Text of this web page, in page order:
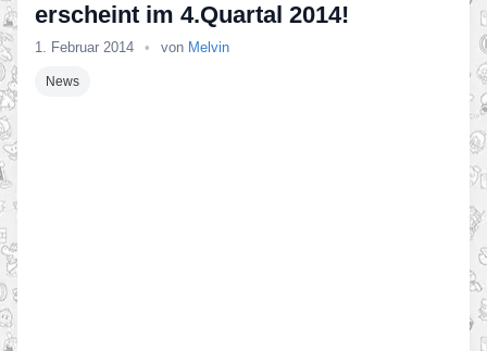
erscheint im 4.Quartal 2014!
1. Februar 2014 • von Melvin
News